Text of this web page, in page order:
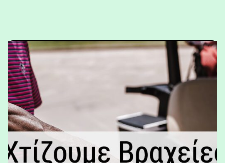
Χτίζουμε Βραχείες
Αλυσίδες
Εφοδιασμού
Τροφίμων